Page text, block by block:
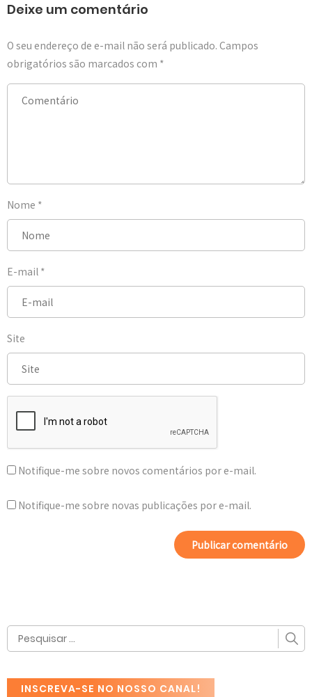
Deixe um comentário
O seu endereço de e-mail não será publicado. Campos
obrigatórios são marcados com *
Nome *
E-mail *
Site
Notifique-me sobre novos comentários por e-mail.
Notifique-me sobre novas publicações por e-mail.
INSCREVA-SE NO NOSSO CANAL!